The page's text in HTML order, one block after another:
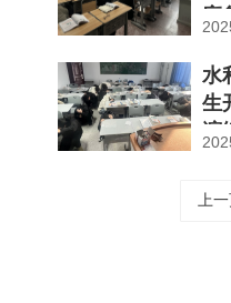
应
水
生
演
上